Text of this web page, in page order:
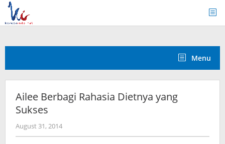
Skip
content
Menu
Ailee Berbagi Rahasia Dietnya yang
Sukses
August 31, 2014by
Koreanindo